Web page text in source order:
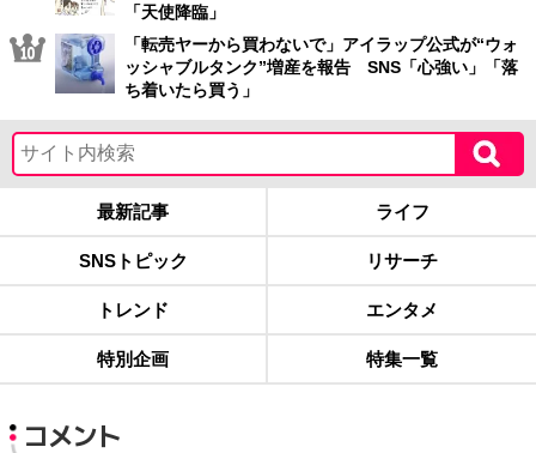
「天使降臨」
「転売ヤーから買わないで」アイラップ公式が“ウォ
ッシャブルタンク”増産を報告 SNS「心強い」「落
ち着いたら買う」
最新記事 ライフ
SNSトピック リサーチ
トレンド エンタメ
特別企画 特集一覧
コメント